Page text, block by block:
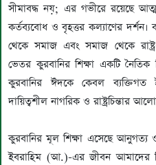
সীমাবদ্ধ নয়; এর গভীরে রয়েছে
কর্তব্যবোধ ও বৃহত্তর কল্যাণের দর্শন।
থেকে সমাজ এবং সমাজ থেকে
ভেতর কুরবানির শিক্ষা একটি নৈতিক
কুরবানির ঈদকে কেবল ব্যক্তিগত
দায়িত্বশীল নাগরিক ও রাষ্ট্রচিন্তার
‎কুরবানির মূল শিক্ষা এসেছে আনুগত্য
ইবরাহিম (আ.)-এর জীবন আমাদের